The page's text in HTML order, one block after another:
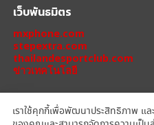
เว็บพันธมิตร
mxphone.com
stepextra.com
thailandesportclub.com
ข่าวเทคโนโลยี
เราใช้คุกกี้เพื่อพัฒนาประสิทธิภาพ แล